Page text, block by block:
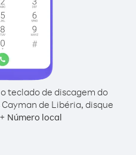
teclado de discagem do
de Libéria, disque
+ Número local